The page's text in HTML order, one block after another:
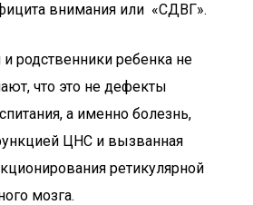
внимания или «СДВГ».
родственники ребенка не
что это не дефекты
а именно болезнь,
ЦНС и вызванная
ретикулярной
мозга.